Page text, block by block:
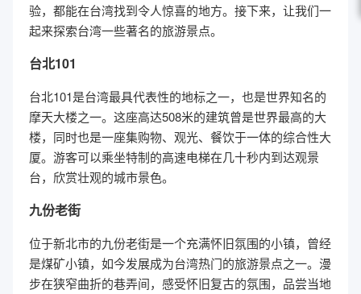
验，都能在台湾找到令人惊喜的地方。接下来，让我们一
起来探索台湾一些著名的旅游景点。
台北101
台北101是台湾最具代表性的地标之一，也是世界知名的
摩天大楼之一。这座高达508米的建筑曾是世界最高的大
楼，同时也是一座集购物、观光、餐饮于一体的综合性大
厦。游客可以乘坐特制的高速电梯在几十秒内到达观景
台，欣赏壮观的城市景色。
九份老街
位于新北市的九份老街是一个充满怀旧氛围的小镇，曾经
是煤矿小镇，如今发展成为台湾热门的旅游景点之一。漫
步在狭窄曲折的巷弄间，感受怀旧复古的氛围，品尝当地